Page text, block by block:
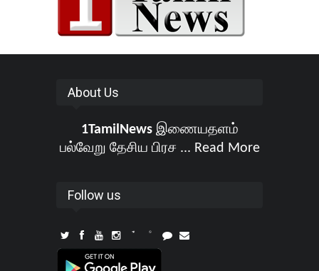
About Us
1TamilNewsஇணையதளம்
பல்வேறு தேசிய பிரச ... Read More
Follow us